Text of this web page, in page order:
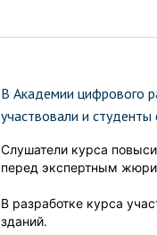
В Академии цифрового
участвовали и
Слушатели курса
перед экспертным
В разработке курса
зданий.